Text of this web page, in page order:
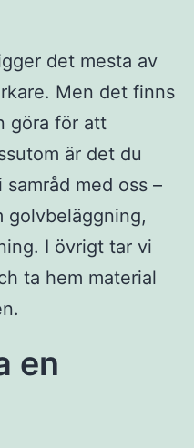
det mesta av
Men det finns
göra för att
är det du
med oss –
golvbeläggning,
I övrigt tar vi
ta hem material
en